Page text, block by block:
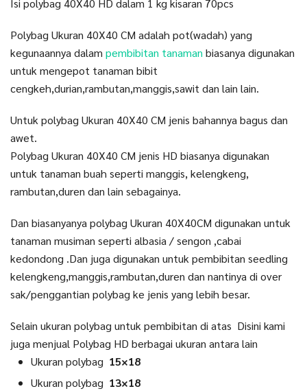
Polybag Ukuran 40X40 CM adalah pot(wadah) yang
kegunaannya dalam pembibitan tanaman biasanya digunakan
untuk mengepot tanaman bibit
cengkeh,durian,rambutan,manggis,sawit dan lain lain.
Untuk polybag Ukuran 40X40 CM jenis bahannya bagus dan
awet.
Polybag Ukuran 40X40 CM jenis HD biasanya digunakan
untuk tanaman buah seperti manggis, kelengkeng,
rambutan,duren dan lain sebagainya.
Dan biasanyanya polybag Ukuran 40X40CM digunakan untuk
tanaman musiman seperti albasia / sengon ,cabai
kedondong .Dan juga digunakan untuk pembibitan seedling
kelengkeng,manggis,rambutan,duren dan nantinya di over
sak/penggantian polybag ke jenis yang lebih besar.
Selain ukuran polybag untuk pembibitan di atas Disini kami
juga menjual Polybag HD berbagai ukuran antara lain
Ukuran polybag 15×18
Ukuran polybag 13×18